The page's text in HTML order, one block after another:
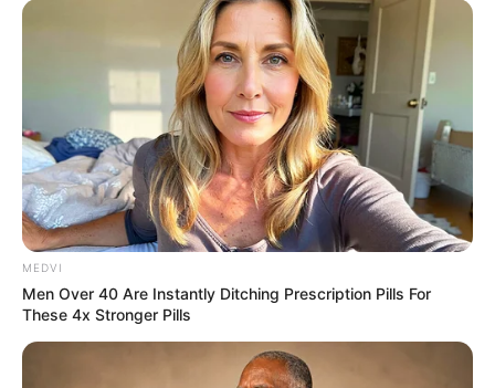
MEDVI
Men Over 40 Are Instantly Ditching Prescription Pills For
These 4x Stronger Pills